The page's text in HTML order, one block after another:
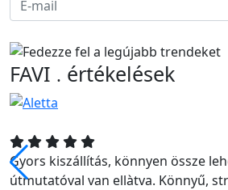
FAVI . értékelések
Gyors kiszállítás, könnyen össze
útmutatóval van ellàtva. Könnyű,